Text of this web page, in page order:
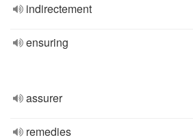
indirectement
ensuring
assurer
remedies